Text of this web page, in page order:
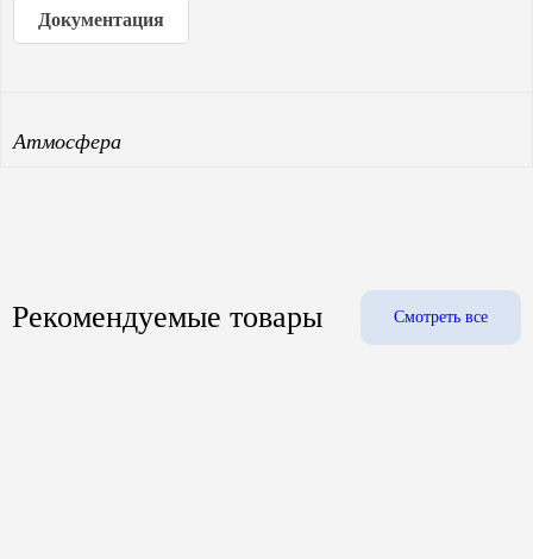
Документация
Атмосфера
Рекомендуемые товары Смотреть все